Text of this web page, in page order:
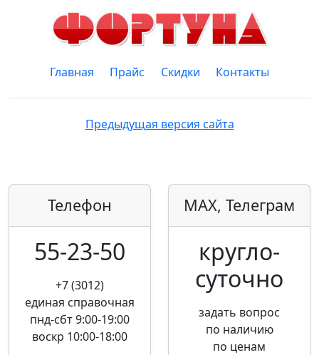
Главная Прайс Скидки Контакты
Предыдущая версия сайта
Телефон
55-23-50
+7 (3012)
единая справочная
пнд-сбт 9:00-19:00
воскр 10:00-18:00
MAX, Телеграм
кругло­
суточно
задать вопрос
по наличию
по ценам